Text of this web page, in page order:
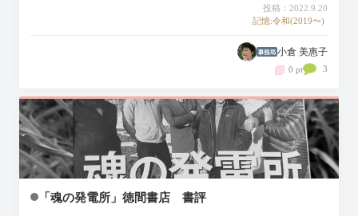
投稿：2022.9.20
記憶:令和(2019〜)
小倉 美惠子
0 pt 3
「魂の発電所」徳間書店 書評